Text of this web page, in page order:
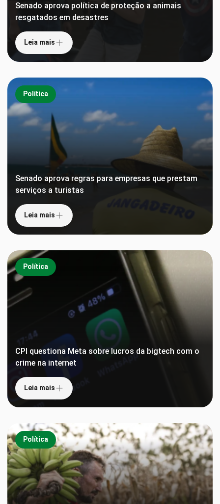
Senado aprova política de proteção a animais
resgatados em desastres
Leia mais
Política
Senado aprova regras para empresas que prestam
serviços a turistas
Leia mais
Política
CPI questiona Meta sobre lucros da bigtech com o
crime na internet
Leia mais
Política